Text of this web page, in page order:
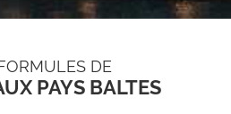
DE
PAYS BALTES